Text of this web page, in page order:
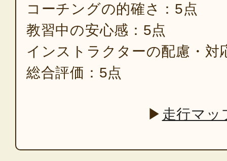
コーチングの的確さ：5点
教習中の安心感：5点
インストラクターの配慮・対
総合評価：5点
▶ 走行マッ